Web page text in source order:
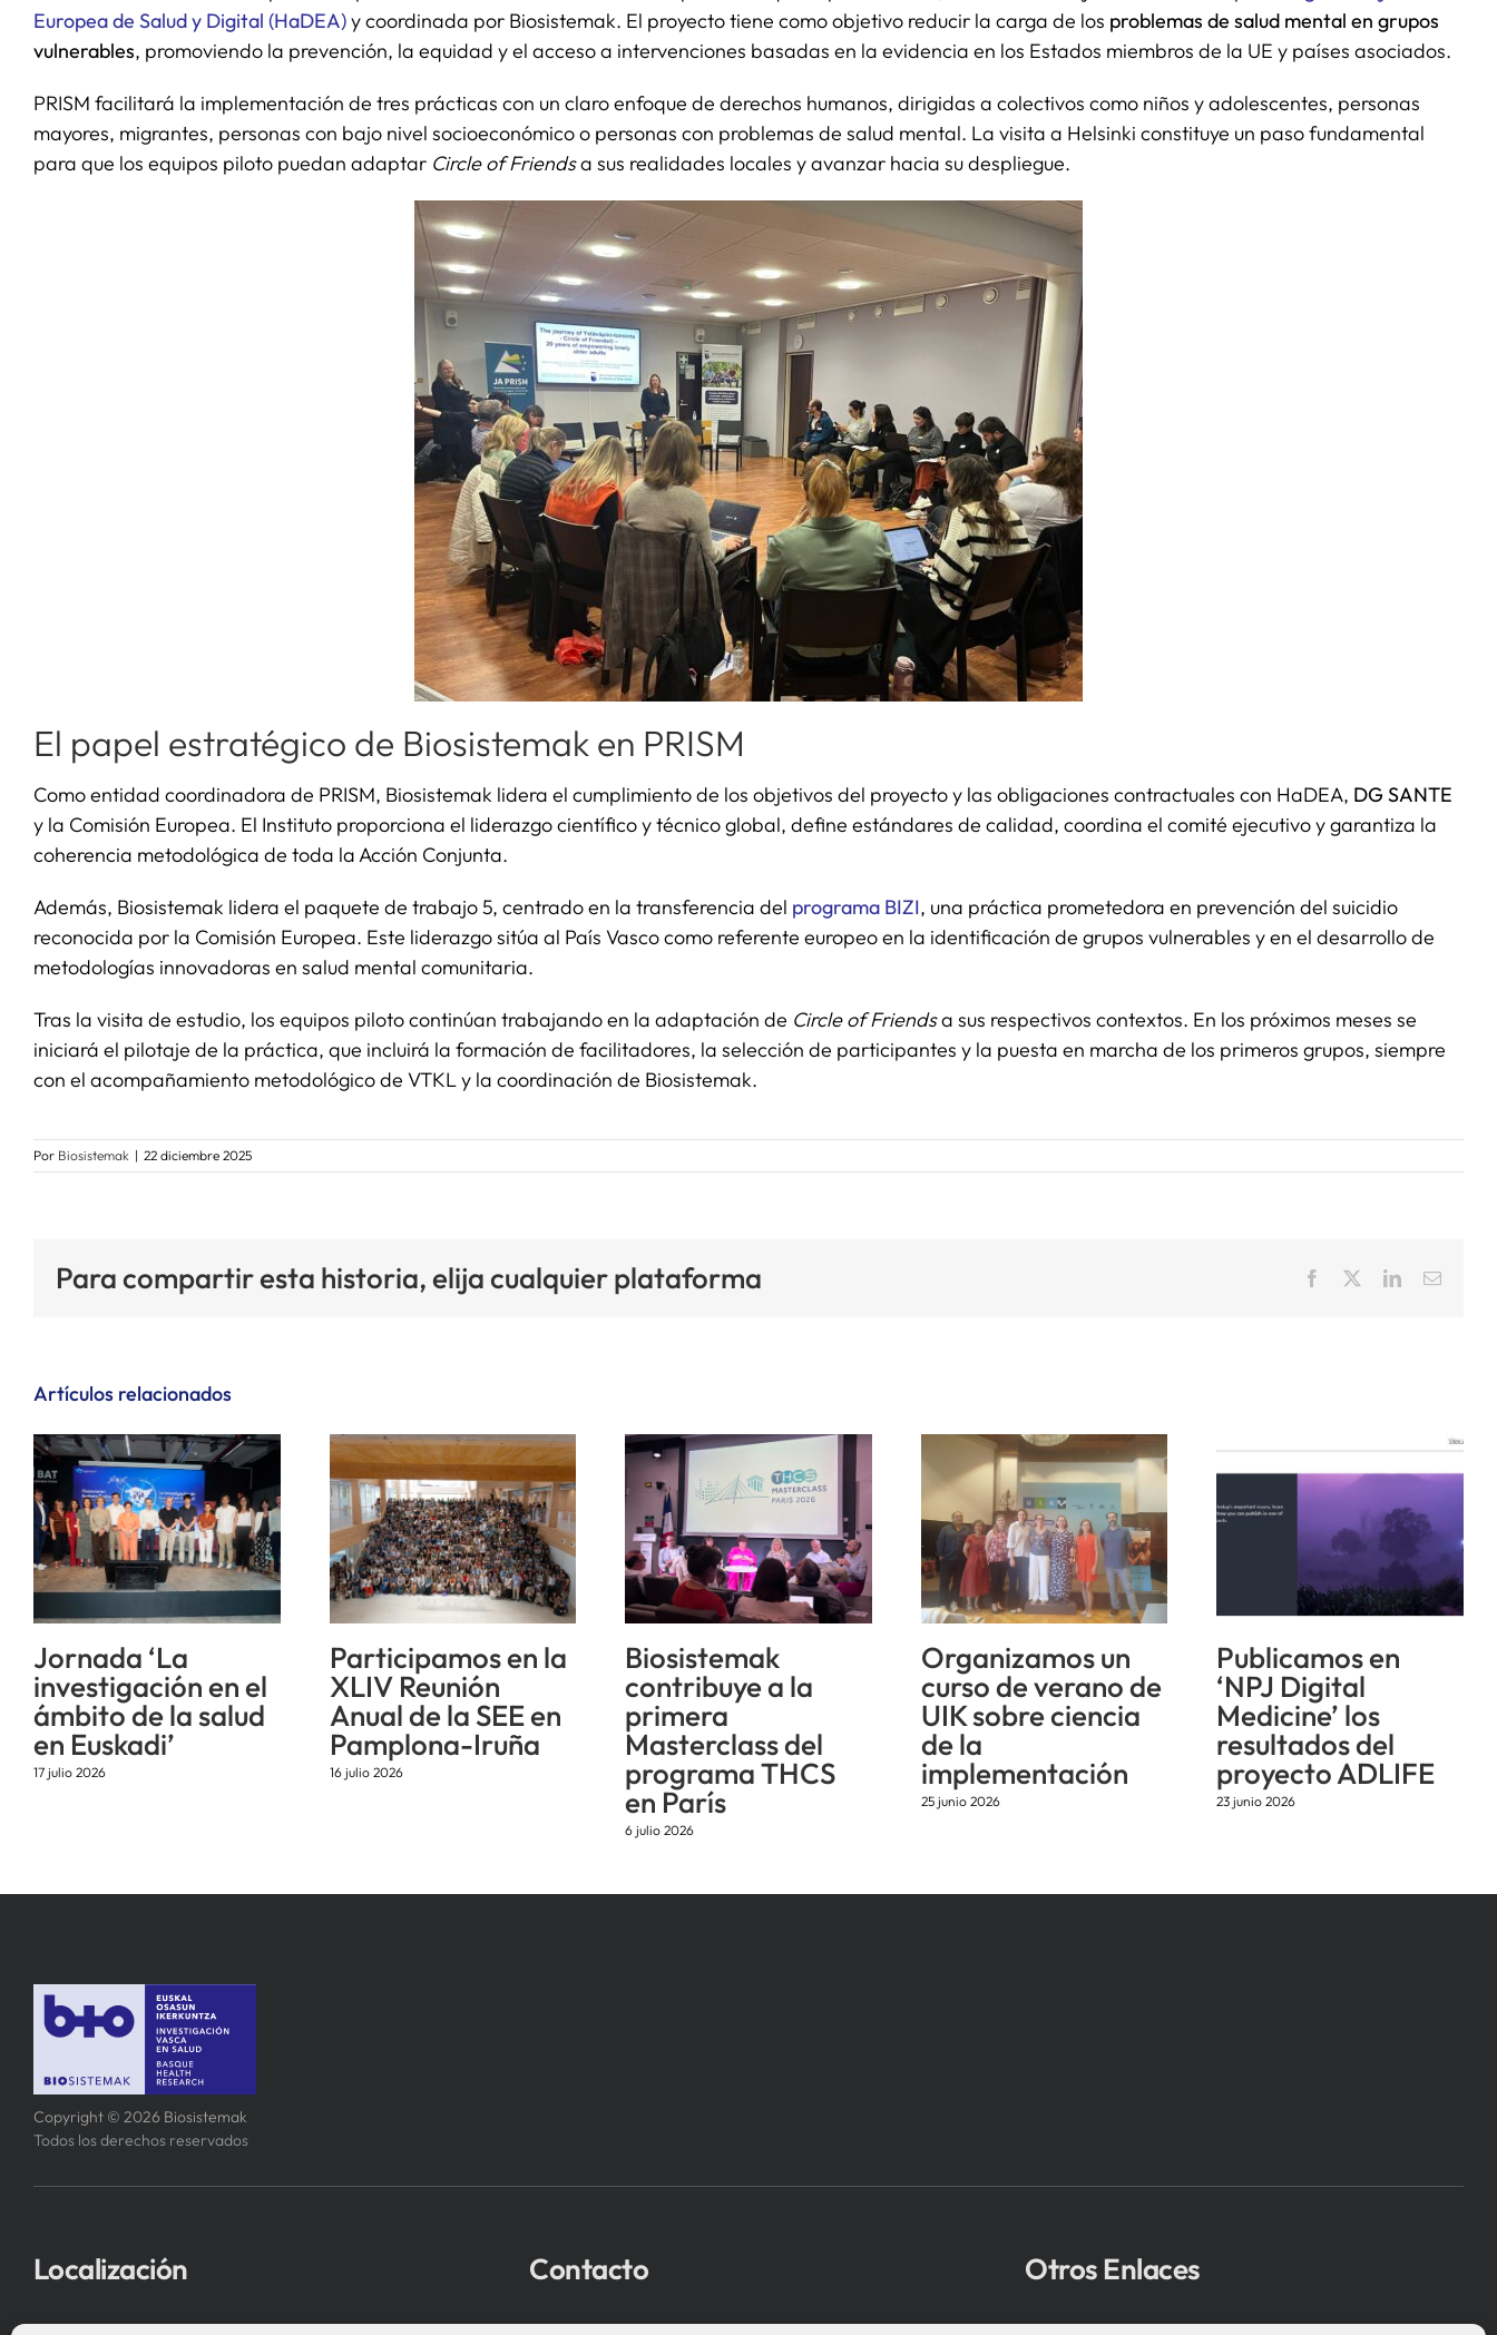
Europea de Salud y Digital (HaDEA)y coordinada por Biosistemak. El proyecto tiene como objetivo reducir la carga de los problemas de salud mental en grupos
vulnerables, promoviendo la prevención, la equidad y el acceso a intervenciones basadas en la evidencia en los Estados miembros de la UE y países asociados.
PRISM facilitará la implementación de tres prácticas con un claro enfoque de derechos humanos, dirigidas a colectivos como niños y adolescentes, personas
mayores, migrantes, personas con bajo nivel socioeconómico o personas con problemas de salud mental. La visita a Helsinki constituye un paso fundamental
para que los equipos piloto puedan adaptar Circle of Friendsa sus realidades locales y avanzar hacia su despliegue.
El papel estratégico de Biosistemak en PRISM
Como entidad coordinadora de PRISM, Biosistemak lidera el cumplimiento de los objetivos del proyecto y las obligaciones contractuales con HaDEA, DG SANTE
y la Comisión Europea. El Instituto proporciona el liderazgo científico y técnico global, define estándares de calidad, coordina el comité ejecutivo y garantiza la
coherencia metodológica de toda la Acción Conjunta.
Además, Biosistemak lidera el paquete de trabajo 5, centrado en la transferencia del programa BIZI, una práctica prometedora en prevención del suicidio
reconocida por la Comisión Europea. Este liderazgo sitúa al País Vasco como referente europeo en la identificación de grupos vulnerables y en el desarrollo de
metodologías innovadoras en salud mental comunitaria.
Tras la visita de estudio, los equipos piloto continúan trabajando en la adaptación de Circle of Friendsa sus respectivos contextos. En los próximos meses se
iniciará el pilotaje de la práctica, que incluirá la formación de facilitadores, la selección de participantes y la puesta en marcha de los primeros grupos, siempre
con el acompañamiento metodológico de VTKL y la coordinación de Biosistemak.
Por Biosistemak | 22 diciembre 2025
Para compartir esta historia, elija cualquier plataforma Facebook LinkedInCorreo
Artículos relacionados
Jornada ‘La
investigación en el
ámbito de la salud
en Euskadi’
17 julio 2026
Participamos en la
XLIV Reunión
Anual de la SEE en
Pamplona-Iruña
16 julio 2026
Biosistemak
contribuye a la
primera
Masterclass del
programa THCS
en París
6 julio 2026
Organizamos un
curso de verano de
UIK sobre ciencia
de la
implementación
25 junio 2026
Publicamos en
‘NPJ Digital
Medicine’ los
resultados del
proyecto ADLIFE
23 junio 2026
Copyright © 2026 Biosistemak
Todos los derechos reservados
Localización Contacto Otros Enlaces